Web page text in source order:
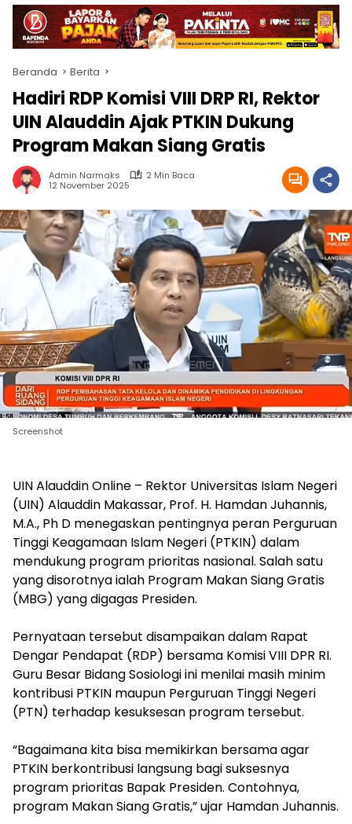
Beranda Berita
‎Hadiri RDP Komisi VIII DRP RI, Rektor
UIN Alauddin Ajak PTKIN Dukung
Program Makan Siang Gratis
Admin Narmaks
2 Min Baca
12 November 2025
Screenshot
‎UIN Alauddin Online – Rektor Universitas Islam Negeri
(UIN) Alauddin Makassar, Prof. H. Hamdan Juhannis,
M.A., Ph D menegaskan pentingnya peran Perguruan
Tinggi Keagamaan Islam Negeri (PTKIN) dalam
mendukung program prioritas nasional. Salah satu
yang disorotnya ialah Program Makan Siang Gratis
(MBG) yang digagas Presiden.
‎Pernyataan tersebut disampaikan dalam Rapat
Dengar Pendapat (RDP) bersama Komisi VIII DPR RI.
Guru Besar Bidang Sosiologi ini menilai masih minim
kontribusi PTKIN maupun Perguruan Tinggi Negeri
(PTN) terhadap kesuksesan program tersebut.
‎“Bagaimana kita bisa memikirkan bersama agar
PTKIN berkontribusi langsung bagi suksesnya
program prioritas Bapak Presiden. Contohnya,
program Makan Siang Gratis,” ujar Hamdan Juhannis.